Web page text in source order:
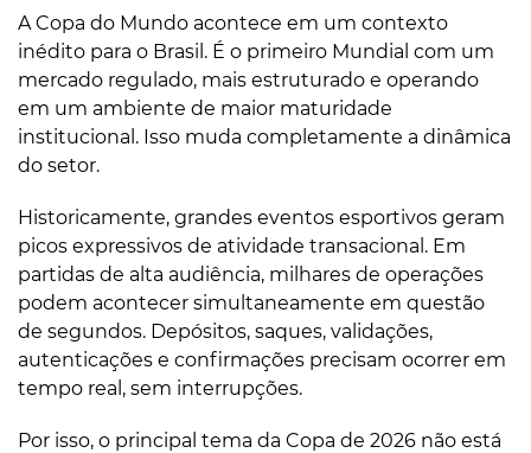
A Copa do Mundo acontece em um contexto
inédito para o Brasil. É o primeiro Mundial com um
mercado regulado, mais estruturado e operando
em um ambiente de maior maturidade
institucional. Isso muda completamente a dinâmica
do setor.
Historicamente, grandes eventos esportivos geram
picos expressivos de atividade transacional. Em
partidas de alta audiência, milhares de operações
podem acontecer simultaneamente em questão
de segundos. Depósitos, saques, validações,
autenticações e confirmações precisam ocorrer em
tempo real, sem interrupções.
Por isso, o principal tema da Copa de 2026 não está